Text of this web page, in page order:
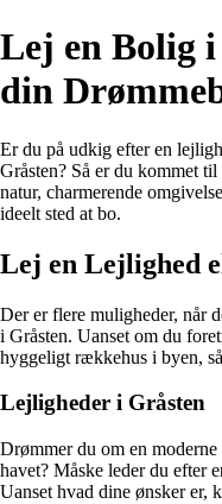
Lej en Bolig
din
Er du på udkig efter en
Gråsten? Så er du kommet
natur, charmerende
ideelt sted at bo.
Lej en Lejlighed
Der er flere muligheder, når
i Gråsten. Uanset om du
hyggeligt rækkehus i byen,
Lejligheder i Gråsten
Drømmer du om en
havet? Måske leder du efter
Uanset hvad dine ønsker er,